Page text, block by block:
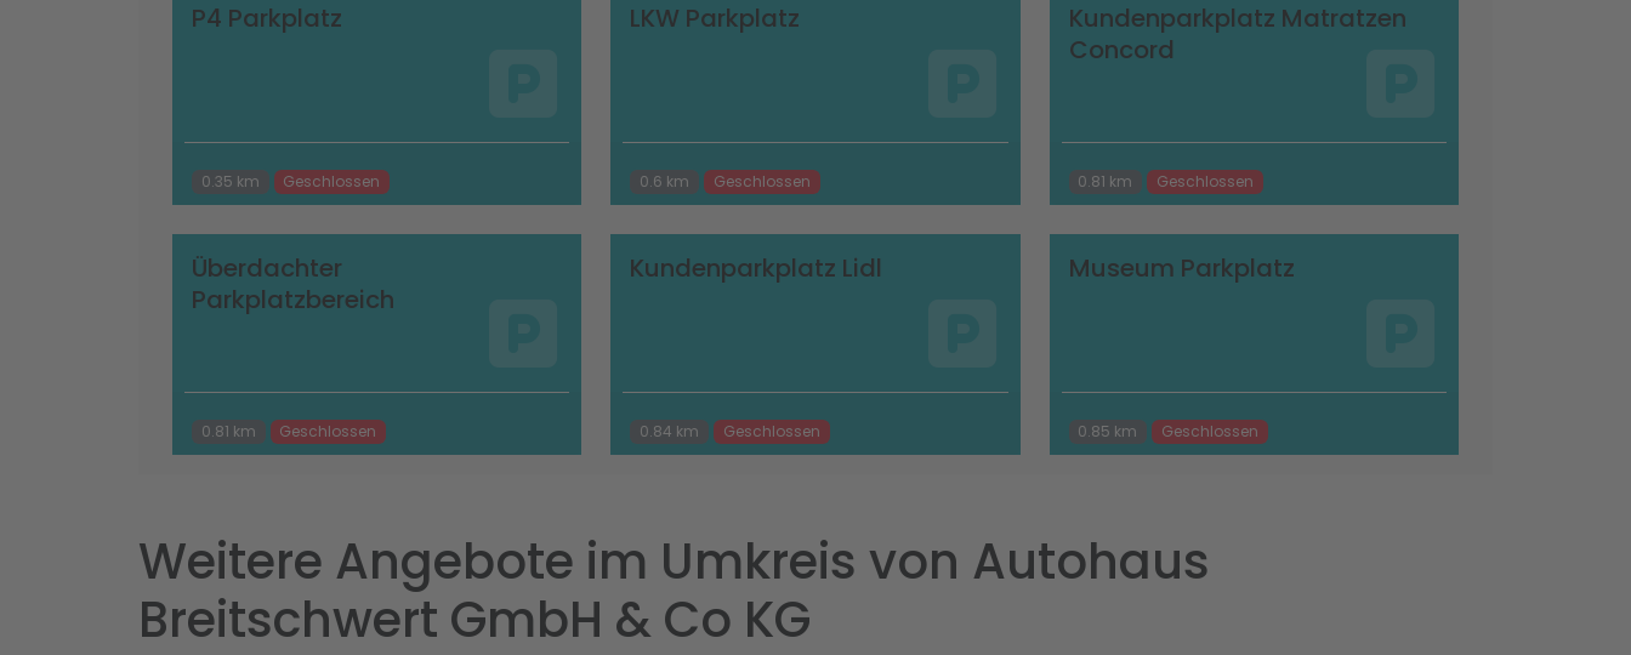
P4 Parkplatz
0.35 km Geschlossen
LKW Parkplatz
0.6 km Geschlossen
Kundenparkplatz Matratzen
Concord
0.81 km Geschlossen
Überdachter
Parkplatzbereich
0.81 km Geschlossen
Kundenparkplatz Lidl
0.84 km Geschlossen
Museum Parkplatz
0.85 km Geschlossen
Weitere Angebote im Umkreis von Autohaus
Breitschwert GmbH & Co KG